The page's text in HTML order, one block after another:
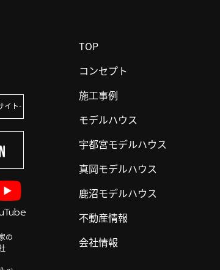
イト
の
TOP
コンセプト
施工事例
モデルハウス
宇都宮モデルハウス
真岡モデルハウス
鹿沼モデルハウス
不動産情報
会社情報